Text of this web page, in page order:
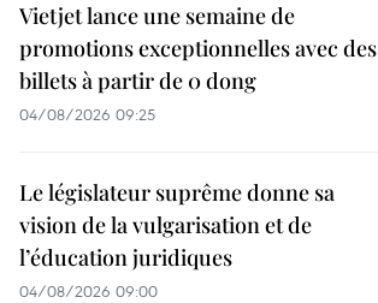
Vietjet lance une semaine de
promotions exceptionnelles avec des
billets à partir de 0 dong
04/08/2026 09:25
Le législateur suprême donne sa
vision de la vulgarisation et de
l’éducation juridiques
04/08/2026 09:00